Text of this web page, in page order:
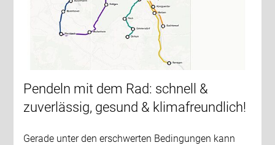
Pendeln mit dem Rad: schnell &
zuverlässig, gesund & klimafreundlich!
Gerade unter den erschwerten Bedingungen kann